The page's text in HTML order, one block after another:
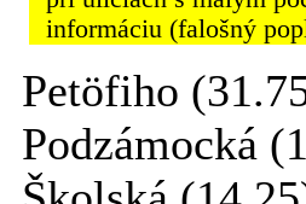
informáciu (falošný
Petöfiho
Podzámocká